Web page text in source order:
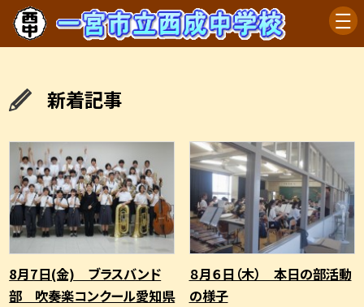
新着記事
8月7日(金) ブラスバンド
部 吹奏楽コンクール愛知県
８月６日（木） 本日の部活動
の様子